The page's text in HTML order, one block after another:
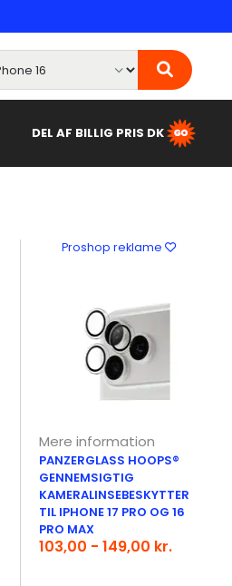
DEL AF BILLIG PRIS DK
Proshop reklame
Mere information
PANZERGLASS HOOPS®
GENNEMSIGTIG
KAMERALINSEBESKYTTER
TIL IPHONE 17 PRO OG 16
PRO MAX
103,00 - 149,00 kr.